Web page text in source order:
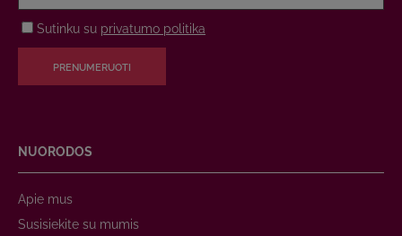
Sutinku su privatumo politika
PRENUMERUOTI
NUORODOS
Apie mus
Susisiekite su mumis